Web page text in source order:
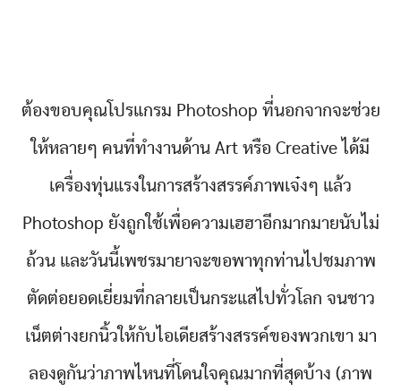
ต้องขอบคุณโปรแกรม Photoshop ที่นอกจากจะช่วย
ให้หลายๆ คนที่ทำงานด้าน Art หรือ Creative ได้มี
เครื่องทุ่นแรงในการสร้างสรรค์ภาพเจ๋งๆ แล้ว
Photoshop ยังถูกใช้เพื่อความเฮฮาอีกมากมายนับไม่
ถ้วน และวันนี้เพชรมายาจะขอพาทุกท่านไปชมภาพ
ตัดต่อยอดเยี่ยมที่กลายเป็นกระแสไปทั่วโลก จนชาว
เน็ตต่างยกนิ้วให้กับไอเดียสร้างสรรค์ของพวกเขา มา
ลองดูกันว่าภาพไหนที่โดนใจคุณมากที่สุดบ้าง (ภาพ